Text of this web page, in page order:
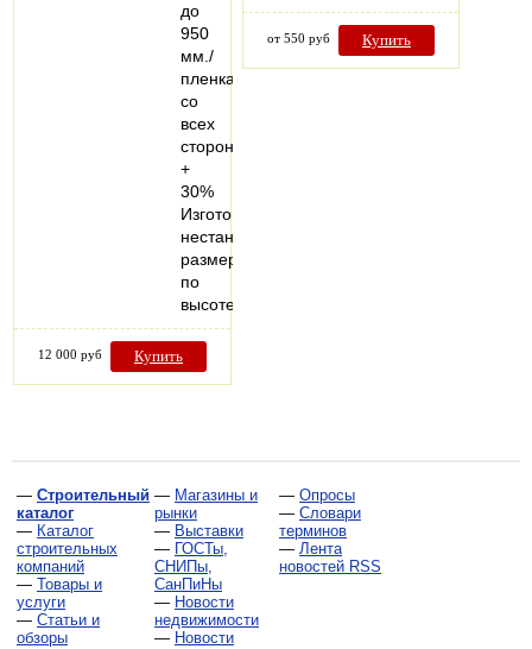
до
950
мм./
пленка
со
всех
сторон
+
30%
Изготовление
нестандартных
размеров
по
высоте…
12 000 руб Купить
от 550 руб Купить
— Строительный
каталог
— Каталог
строительных
компаний
— Товары и
услуги
— Статьи и
обзоры
— Магазины и
рынки
— Выставки
— ГОСТы,
СНИПы,
СанПиНы
— Новости
недвижимости
— Новости
— Опросы
— Словари
терминов
— Лента
новостей RSS